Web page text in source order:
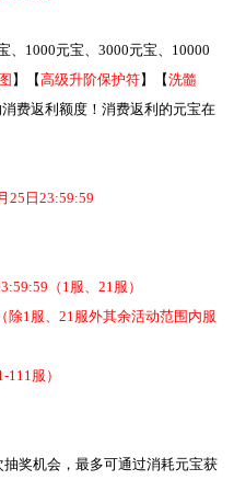
、1000元宝、3000元宝、10000
】【高级升阶保护符】【洗髓
费返利额度！消费返利的元宝在
25日23:59:59
（1服、21服）
除1服、21服外其余活动范围内服
服）
奖机会，最多可通过消耗元宝获